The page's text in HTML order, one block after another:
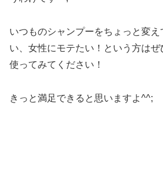
いつものシャンプーをちょっと変
い、女性にモテたい！という方は
使ってみてください！
きっと満足できると思いますよ^^;